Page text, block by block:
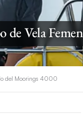
de Vela
del Moorings 4000